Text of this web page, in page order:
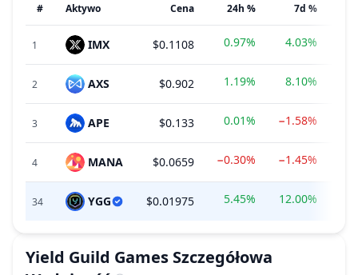
# Aktywo Cena 24h % 7d %
1 IMX $0.1108 0.97% 4.03%
2 AXS $0.902 1.19% 8.10%
3 APE $0.133 0.01% −1.58%
4 MANA $0.0659 −0.30% −1.45%
34 YGG $0.01975 5.45% 12.00%
Yield Guild Games Szczegółowa